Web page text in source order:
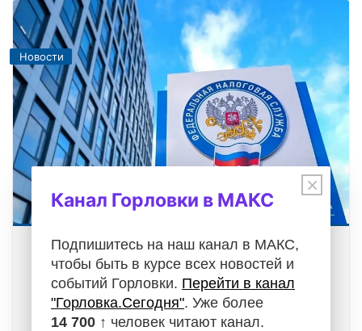
Новости
Получить сведения о счетах можно
через «Личный кабинет
налогоплательщика»
06.08.2026
×
Канал Горловки в МАКС
Подпишитесь на наш канал в МАКС,
чтобы быть в курсе всех новостей и
событий Горловки. Перейти в канал
"Горловка.Сегодня". Уже более
14 700 ↑ человек читают канал.